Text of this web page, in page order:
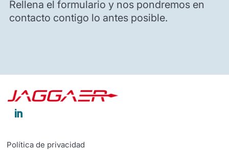
Rellena el formulario y nos pondremos en
contacto contigo lo antes posible.

Política de privacidad